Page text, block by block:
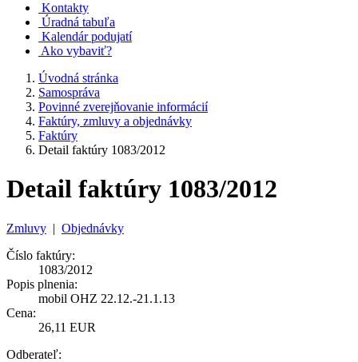
Kontakty
Úradná tabuľa
Kalendár podujatí
Ako vybaviť?
Úvodná stránka
Samospráva
Povinné zverejňovanie informácií
Faktúry, zmluvy a objednávky
Faktúry
Detail faktúry 1083/2012
Detail faktúry 1083/2012
Zmluvy | Objednávky
Číslo faktúry:
1083/2012
Popis plnenia:
mobil OHZ 22.12.-21.1.13
Cena:
26,11 EUR
Odberateľ: